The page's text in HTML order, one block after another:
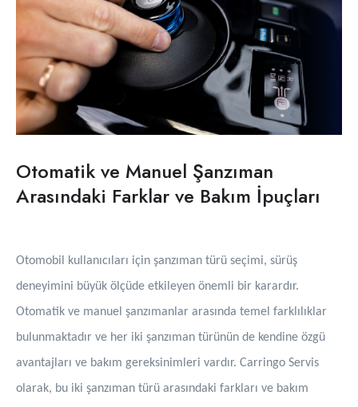
Otomatik ve Manuel Şanzıman
Arasındaki Farklar ve Bakım İpuçları
Otomobil kullanıcıları için şanzıman türü seçimi, sürüş
deneyimini büyük ölçüde etkileyen önemli bir karardır.
Otomatik ve manuel şanzımanlar arasında temel farklılıklar
bulunmaktadır ve her iki şanzıman türünün de kendine özgü
avantajları ve bakım gereksinimleri vardır. Carringo Servis
olarak, bu iki şanzıman türü arasındaki farkları ve bakım